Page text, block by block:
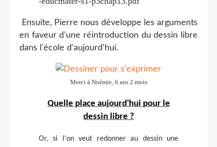
Ensuite, Pierre nous développe les arguments
en faveur d'une réintroduction du dessin libre
dans l'école d'aujourd'hui.
Merci à Noémie, 6 ans 2 mois
Quelle place aujourd'hui pour le
dessin libre ?
Or, si l'on veut redonner au dessin une